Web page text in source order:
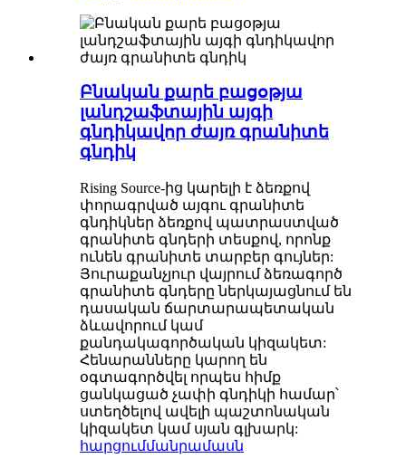
Բնական քարե բացօթյա
լանդշաֆտային այգի
գնդիկավոր ժայռ գրանիտե
գնդիկ
Rising Source-ից կարելի է ձեռքով
փորագրված այգու գրանիտե
գնդիկներ ձեռքով պատրաստված
գրանիտե գնդերի տեսքով, որոնք
ունեն գրանիտե տարբեր գույներ:
Յուրաքանչյուր վայրում ձեռագործ
գրանիտե գնդերը ներկայացնում են
դասական ճարտարապետական ​​​​
ձևավորում կամ
քանդակագործական կիզակետ:
Հենարանները կարող են
օգտագործվել որպես հիմք
ցանկացած չափի գնդիկի համար՝
ստեղծելով ավելի պաշտոնական
կիզակետ կամ սյան գլխարկ:
հարցումմանրամասն